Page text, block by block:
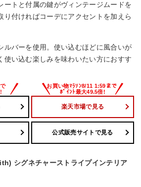
ートと付属の鍵がヴィンテージムードを
り付ければコーデにアクセントを加えら
ルバーを使用。使い込むほどに風合いが
使い込む楽しみを味わいたい方におすす
楽天市場で見る
公式販売サイトで見る
シグネチャーストライプインテリア